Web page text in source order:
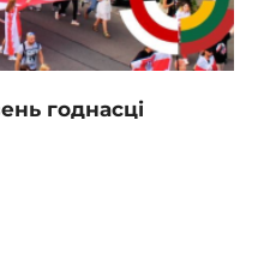
годнасці